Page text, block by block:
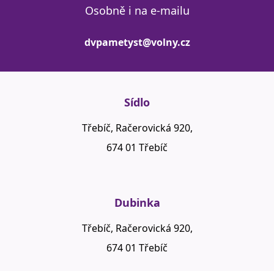
Osobně i na e-mailu
dvpametyst@volny.cz
Sídlo
Třebíč, Račerovická 920,
674 01 Třebíč
Dubinka
Třebíč, Račerovická 920,
674 01 Třebíč